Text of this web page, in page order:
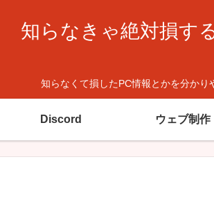
知らなきゃ絶対損す
知らなくて損したPC情報とかを分かり
Discord ウェブ制作